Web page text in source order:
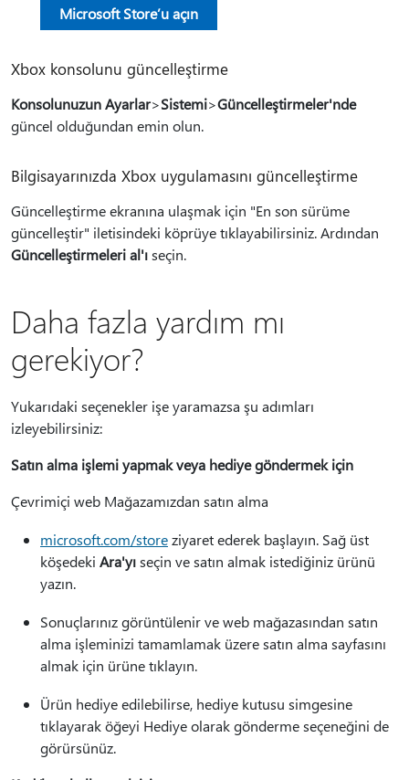
Microsoft Store’u açın
Xbox konsolunu güncelleştirme
Konsolunuzun Ayarlar>Sistemi>Güncelleştirmeler'nde
güncel olduğundan emin olun.
Bilgisayarınızda Xbox uygulamasını güncelleştirme
Güncelleştirme ekranına ulaşmak için "En son sürüme
güncelleştir" iletisindeki köprüye tıklayabilirsiniz. Ardından
Güncelleştirmeleri al'ıseçin.
Daha fazla yardım mı
gerekiyor?
Yukarıdaki seçenekler işe yaramazsa şu adımları
izleyebilirsiniz:
Satın alma işlemi yapmak veya hediye göndermek için
Çevrimiçi web Mağazamızdan satın alma
microsoft.com/storeziyaret ederek başlayın. Sağ üst
köşedeki Ara'yıseçin ve satın almak istediğiniz ürünü
yazın.
Sonuçlarınız görüntülenir ve web mağazasından satın
alma işleminizi tamamlamak üzere satın alma sayfasını
almak için ürüne tıklayın.
Ürün hediye edilebilirse, hediye kutusu simgesine
tıklayarak öğeyi Hediye olarak gönderme seçeneğini de
görürsünüz.